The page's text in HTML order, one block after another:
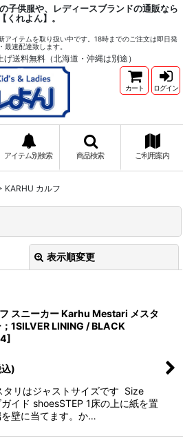
子供服や、レディースブランドの通販なら
【くれよん】。
アイテムを取り扱い中です。18時までのご注文は即日発
最速配達致します。
送料無料（北海道・沖縄は別途）
カート ログイン
アイテム別検索 商品検索 ご利用案内
KARHU カルフ
表示順変更
絞り込む
スニーカー Karhu Mestari メスタ
LINING / BLACK
]
)
タリはジャストサイズです Size
イド shoesSTEP 1床の上に紙を置
壁に当てます。か…